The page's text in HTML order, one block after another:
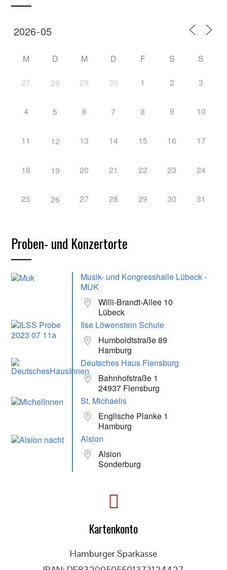
M D M D F S S
27 28 29 30 1 2 3
4 5 6 7 8 9 10
11 12 13 14 15 16 17
18 19 20 21 22 23 24
25 26 27 28 29 30 31
Proben- und Konzertorte
Musik- und Kongresshalle Lübeck -
MUK
Willi-Brandt-Allee 10
Lübeck
Ilse Löwenstein Schule
Humboldtstraße 89
Hamburg
Deutsches Haus Flensburg
Bahnhofstraße 1
24937 Flensburg
St. Michaelis
Englische Planke 1
Hamburg
Alsion
Alsion
Sonderburg
Kartenkonto
Hamburger Sparkasse